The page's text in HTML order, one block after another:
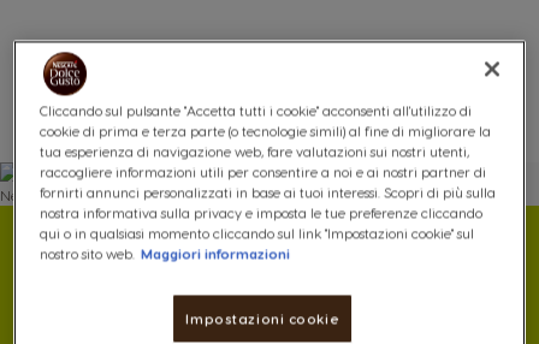
Giocosa fuori,
seria dentro
Cliccando sul pulsante "Accetta tutti i cookie" acconsenti all'utilizzo di
cookie di prima e terza parte (o tecnologie simili) al fine di migliorare la
tua esperienza di navigazione web, fare valutazioni sui nostri utenti,
raccogliere informazioni utili per consentire a noi e ai nostri partner di
fornirti annunci personalizzati in base ai tuoi interessi. Scopri di più sulla
nostra informativa sulla privacy e imposta le tue preferenze cliccando
qui o in qualsiasi momento cliccando sul link "Impostazioni cookie" sul
nostro sito web. Maggiori informazioni
Impostazioni cookie